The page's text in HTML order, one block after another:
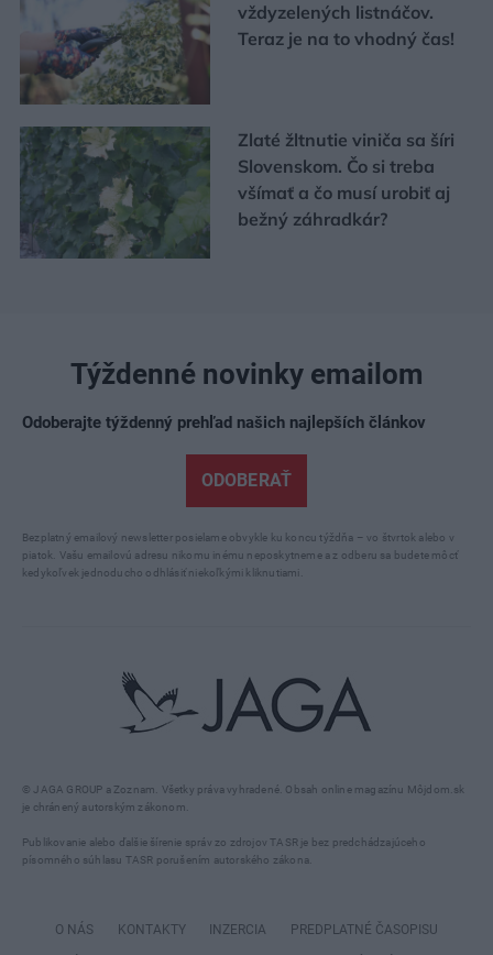
vždyzelených listnáčov.
Teraz je na to vhodný čas!
Zlaté žltnutie viniča sa šíri
Slovenskom. Čo si treba
všímať a čo musí urobiť aj
bežný záhradkár?
© JAGA GROUP a Zoznam. Všetky práva vyhradené. Obsah online magazínu Môjdom.sk
je chránený autorským zákonom.
Publikovanie alebo ďalšie šírenie správ zo zdrojov TASR je bez predchádzajúceho
písomného súhlasu TASR porušením autorského zákona.
Týždenné novinky emailom
Odoberajte týždenný prehľad našich najlepších článkov
ODOBERAŤ
Bezplatný emailový newsletter posielame obvykle ku koncu týždňa – vo štvrtok alebo v
piatok. Vašu emailovú adresu nikomu inému neposkytneme a z odberu sa budete môcť
kedykoľvek jednoducho odhlásiť niekoľkými kliknutiami.
O NÁS KONTAKTY INZERCIA PREDPLATNÉ ČASOPISU